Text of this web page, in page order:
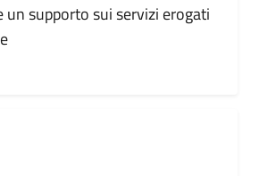
un supporto sui servizi erogati